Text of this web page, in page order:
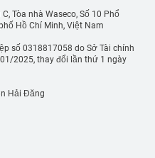
Tòa nhà Waseco, Số 10 Phổ
Hồ Chí Minh, Việt Nam
số 0318817058 do Sở Tài chính
2025, thay đổi lần thứ 1 ngày
Hải Đăng